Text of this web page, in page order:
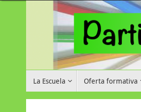
La Escuela Oferta formativa